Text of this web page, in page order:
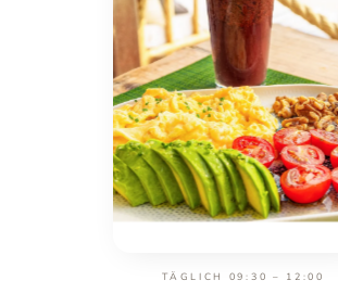
TÄGLICH 09:30 – 12:00